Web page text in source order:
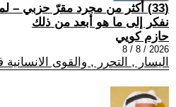
(33) أكثر من مجرد مقرّ حزبي –
نفكر إلى ما هو أبعد من ذلك
حازم كويي
2026 / 8 / 8
اليسار , التحرر , والقوى الانسانية